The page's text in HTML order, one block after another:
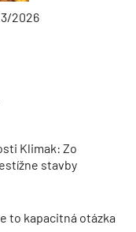
3/2026
Klimak: Zo
stavby
to kapacitná otázka